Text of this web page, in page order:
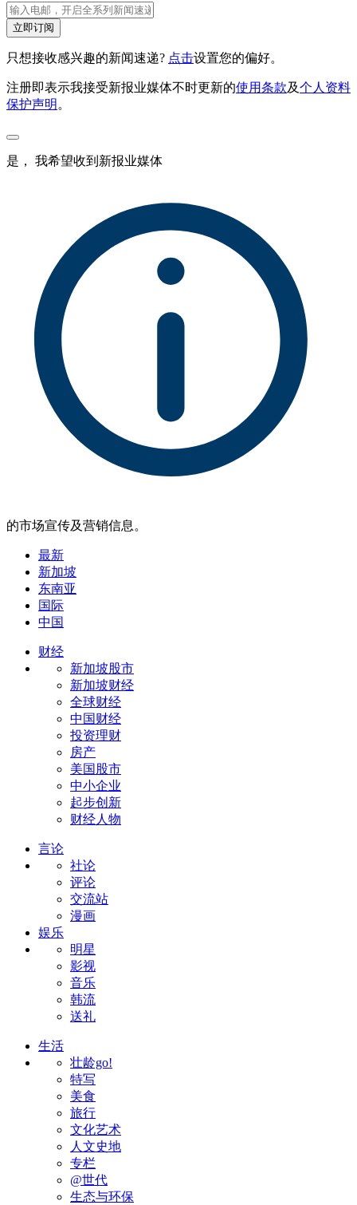
立即订阅
只想接收感兴趣的新闻速递? 点击设置您的偏好。
注册即表示我接受新报业媒体不时更新的使用条款及个人资料
保护声明 。
是， 我希望收到新报业媒体
的市场宣传及营销信息。
最新
新加坡
东南亚
国际
中国
财经
新加坡股市
新加坡财经
全球财经
中国财经
投资理财
房产
美国股市
中小企业
起步创新
财经人物
言论
社论
评论
交流站
漫画
娱乐
明星
影视
音乐
韩流
送礼
生活
壮龄go!
特写
美食
旅行
文化艺术
人文史地
专栏
@世代
生态与环保